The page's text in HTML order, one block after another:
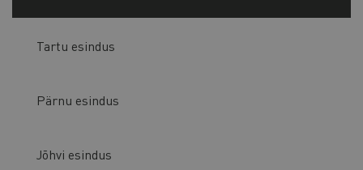
Tartu esindus
Pärnu esindus
Jõhvi esindus